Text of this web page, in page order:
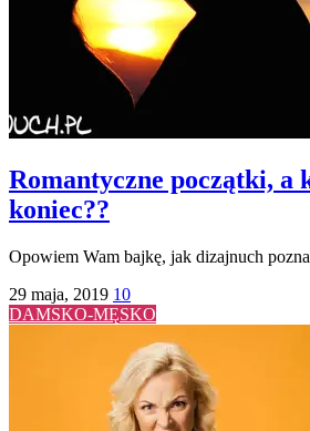
Romantyczne początki, a
koniec??
Opowiem Wam bajkę, jak dizajnuch
29 maja, 2019 10
DAMSKO-MĘSKO